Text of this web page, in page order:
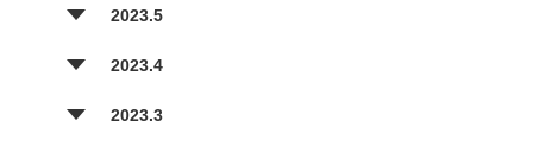
2023.5
2023.4
2023.3